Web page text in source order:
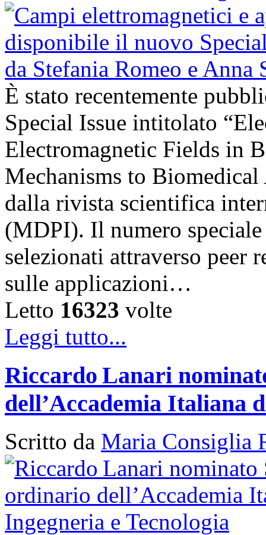
È stato recentemente
Special Issue intitolato
Electromagnetic Fields in
Mechanisms to
dalla rivista scientifica
(MDPI). Il numero
selezionati attraverso peer
sulle applicazioni…
Letto 16323 volte
Leggi tutto...
Riccardo Lanari
dell’Accademia Italiana
Scritto da Maria Consiglia